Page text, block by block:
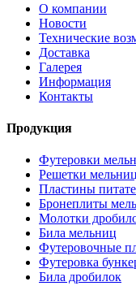
О компании
Новости
Технические
Доставка
Галерея
Информация
Контакты
Продукция
Футеровки
Решетки мельниц
Пластины
Бронеплиты
Молотки
Била мельниц
Футеровочные
Футеровка
Била дробилок